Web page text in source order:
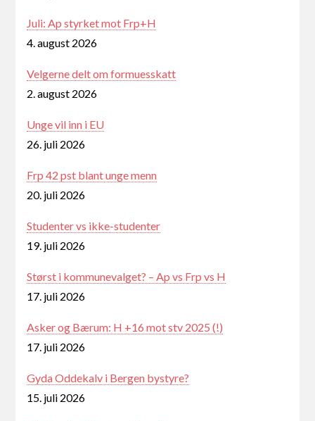
Juli: Ap styrket mot Frp+H
4. august 2026
Velgerne delt om formuesskatt
2. august 2026
Unge vil inn i EU
26. juli 2026
Frp 42 pst blant unge menn
20. juli 2026
Studenter vs ikke-studenter
19. juli 2026
Størst i kommunevalget? – Ap vs Frp vs H
17. juli 2026
Asker og Bærum: H +16 mot stv 2025 (!)
17. juli 2026
Gyda Oddekalv i Bergen bystyre?
15. juli 2026